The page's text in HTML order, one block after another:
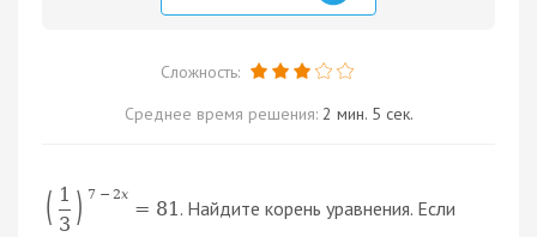
Сложность:
Среднее время решения: 2 мин. 5 сек.
( 1
3 ) 7 − 2x
= 81 . Найдите корень уравнения. Если